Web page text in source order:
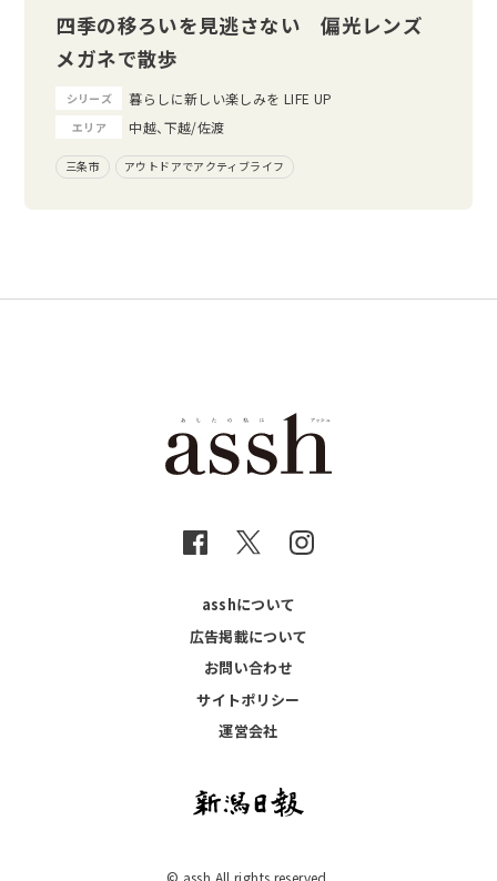
四季の移ろいを見逃さない 偏光レンズ
メガネで散歩
シリーズ 暮らしに新しい楽しみを LIFE UP
エリア 中越、下越/佐渡
三条市 アウトドアでアクティブライフ
asshについて
広告掲載について
お問い合わせ
サイトポリシー
運営会社